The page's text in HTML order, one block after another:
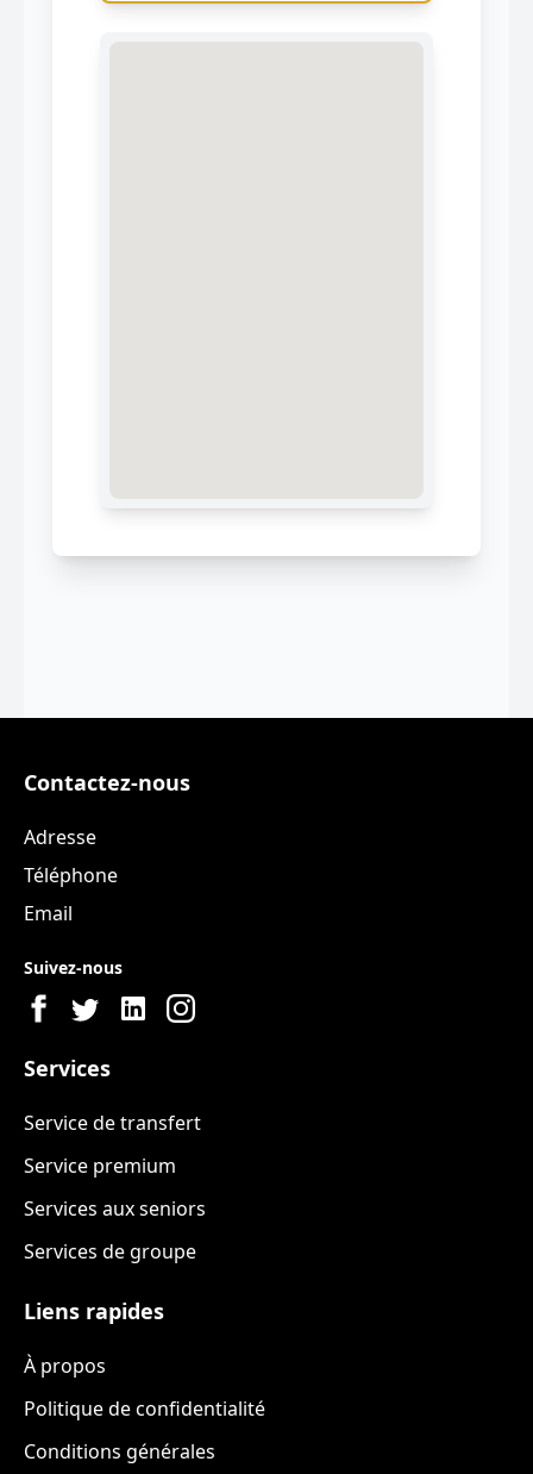
Contactez-nous
Adresse
Téléphone
Email
Suivez-nous
Services
Service de transfert
Service premium
Services aux seniors
Services de groupe
Liens rapides
À propos
Politique de confidentialité
Conditions générales